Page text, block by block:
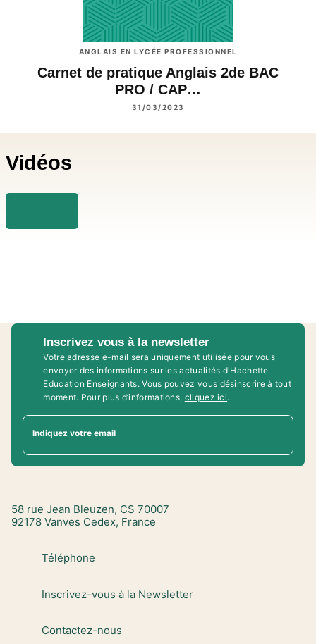
ANGLAIS EN LYCÉE PROFESSIONNEL
Carnet de pratique Anglais 2de BAC
PRO / CAP…
31/03/2023
Vidéos
Inscrivez vous à la newsletter
Votre adresse e-mail sera uniquement utilisée pour vous
envoyer des informations sur les actualités d'Hachette
Education Enseignants. Vous pouvez vous désinscrire à tout
moment. Pour plus d’informations, cliquez ici.
Indiquez votre email
58 rue Jean Bleuzen, CS 70007
92178 Vanves Cedex, France
Téléphone
Inscrivez-vous à la Newsletter
Contactez-nous